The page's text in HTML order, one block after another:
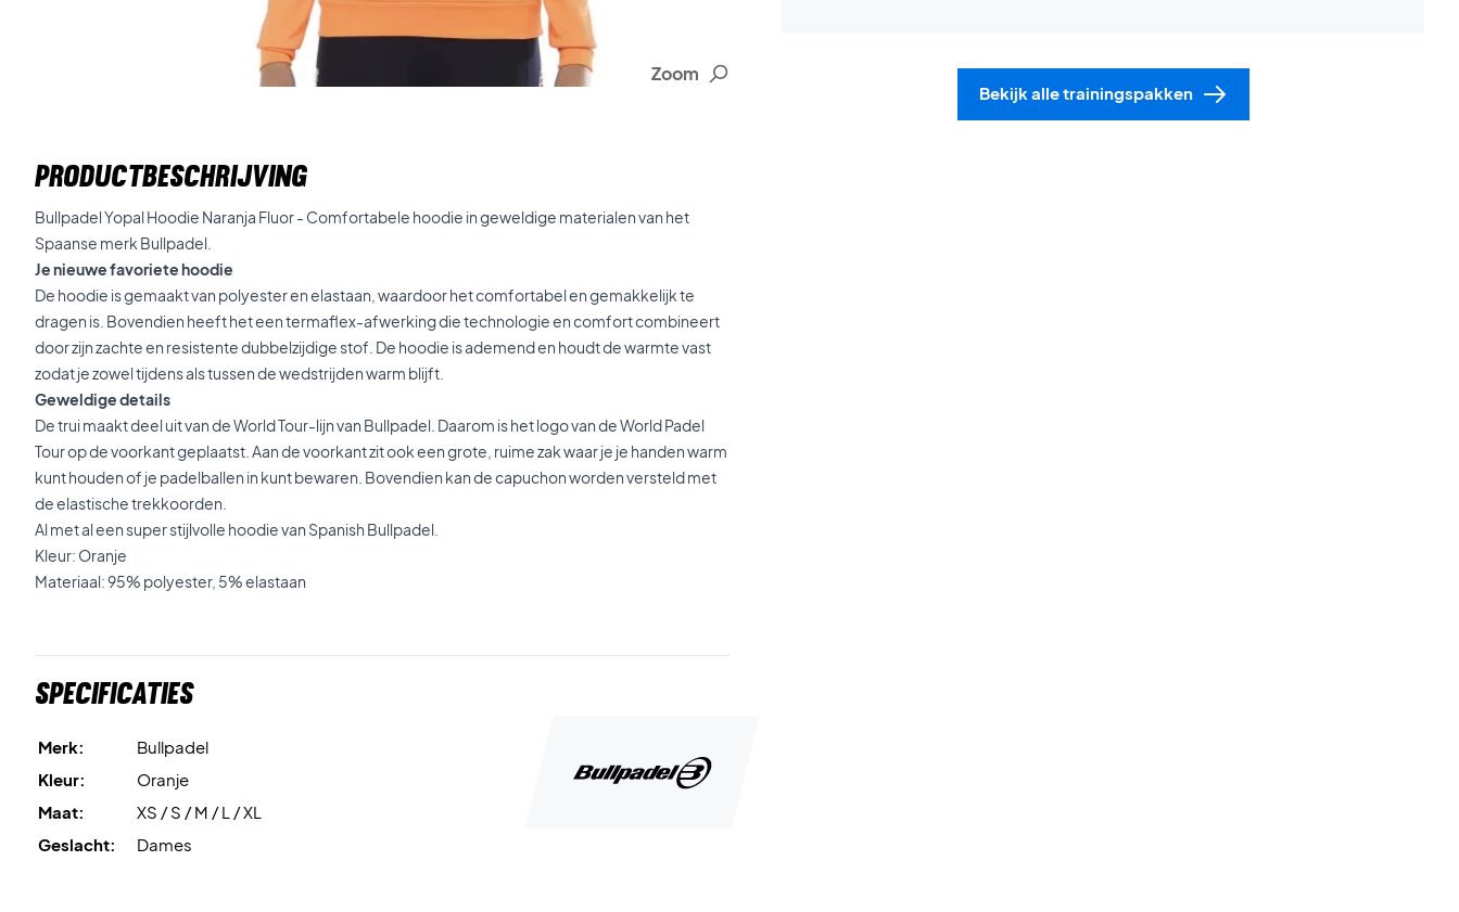
Zoom
PRODUCTBESCHRIJVING
Bullpadel Yopal Hoodie Naranja Fluor - Comfortabele hoodie in geweldige materialen van het
Spaanse merk Bullpadel.
Je nieuwe favoriete hoodie
De hoodie is gemaakt van polyester en elastaan, waardoor het comfortabel en gemakkelijk te
dragen is. Bovendien heeft het een termaflex-afwerking die technologie en comfort combineert
door zijn zachte en resistente dubbelzijdige stof. De hoodie is ademend en houdt de warmte vast
zodat je zowel tijdens als tussen de wedstrijden warm blijft.
Geweldige details
De trui maakt deel uit van de World Tour-lijn van Bullpadel. Daarom is het logo van de World Padel
Tour op de voorkant geplaatst. Aan de voorkant zit ook een grote, ruime zak waar je je handen warm
kunt houden of je padelballen in kunt bewaren. Bovendien kan de capuchon worden versteld met
de elastische trekkoorden.
Al met al een super stijlvolle hoodie van Spanish Bullpadel.
Kleur: Oranje
Materiaal: 95% polyester, 5% elastaan
Specificaties
Merk:
Bullpadel
Kleur:
Oranje
Maat:
XS / S / M / L / XL
Geslacht:
Dames
Bekijk alle trainingspakken